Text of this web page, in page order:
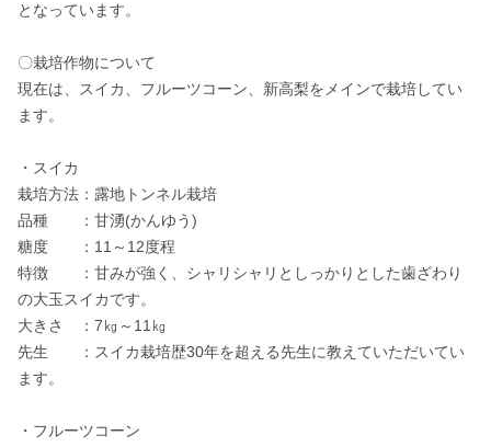
となっています。
〇栽培作物について
現在は、スイカ、フルーツコーン、新高梨をメインで栽培してい
ます。
・スイカ
栽培方法：露地トンネル栽培
品種　　：甘湧(かんゆう)
糖度　　：11～12度程
特徴　　：甘みが強く、シャリシャリとしっかりとした歯ざわり
の大玉スイカです。
大きさ　：7㎏～11㎏
先生　　：スイカ栽培歴30年を超える先生に教えていただいてい
ます。
・フルーツコーン